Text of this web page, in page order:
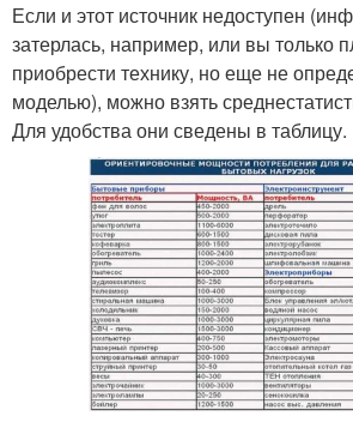
Если и этот источник недоступен
затерлась, например, или вы только
приобрести технику, но еще не
моделью), можно взять
Для удобства они сведены в таблицу.